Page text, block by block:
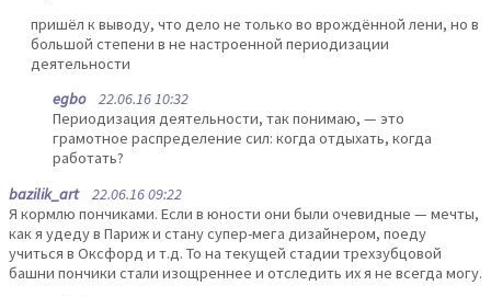
пришёл к выводу, что дело не только во врождённой лени, но в
большой степени в не настроенной периодизации
деятельности
egbo22.06.16 10:32
Периодизация деятельности, так понимаю, — это
грамотное распределение сил: когда отдыхать, когда
работать?
bazilik_art22.06.16 09:22
Я кормлю пончиками. Если в юности они были очевидные — мечты,
как я удеду в Париж и стану супер-мега дизайнером, поеду
учиться в Оксфорд и т.д. То на текущей стадии трехзубцовой
башни пончики стали изощреннее и отследить их я не всегда могу.